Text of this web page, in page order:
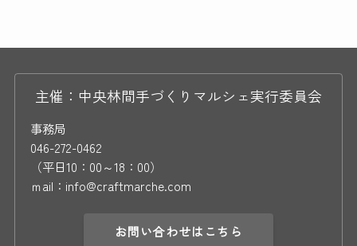
主催：中央林間手づくりマルシェ実行委員会
事務局
046-272-0462
（平日10：00～18：00）
ｍail：info@craftmarche.com
お問い合わせはこちら